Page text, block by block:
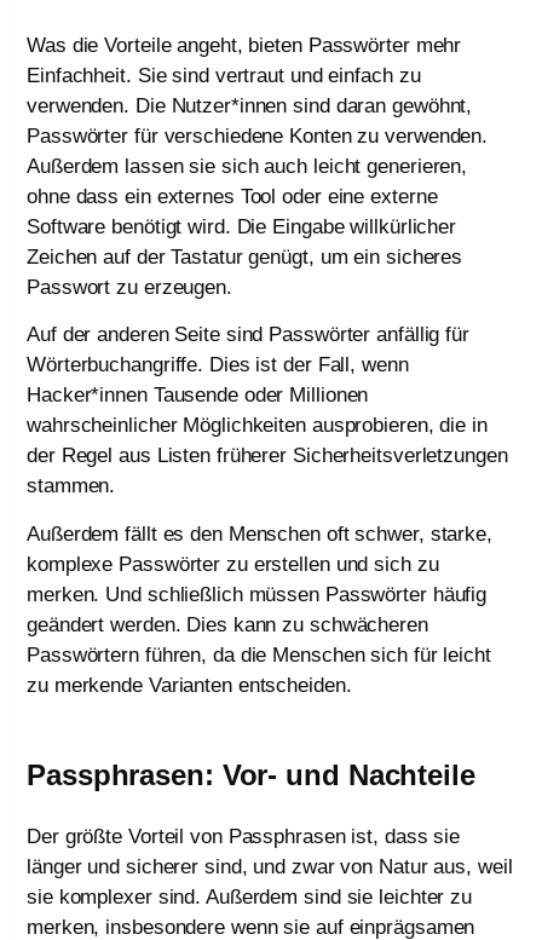
Was die Vorteile angeht, bieten Passwörter mehr
Einfachheit. Sie sind vertraut und einfach zu
verwenden. Die Nutzer*innen sind daran gewöhnt,
Passwörter für verschiedene Konten zu verwenden.
Außerdem lassen sie sich auch leicht generieren,
ohne dass ein externes Tool oder eine externe
Software benötigt wird. Die Eingabe willkürlicher
Zeichen auf der Tastatur genügt, um ein sicheres
Passwort zu erzeugen.
Auf der anderen Seite sind Passwörter anfällig für
Wörterbuchangriffe. Dies ist der Fall, wenn
Hacker*innen Tausende oder Millionen
wahrscheinlicher Möglichkeiten ausprobieren, die in
der Regel aus Listen früherer Sicherheitsverletzungen
stammen.
Außerdem fällt es den Menschen oft schwer, starke,
komplexe Passwörter zu erstellen und sich zu
merken. Und schließlich müssen Passwörter häufig
geändert werden. Dies kann zu schwächeren
Passwörtern führen, da die Menschen sich für leicht
zu merkende Varianten entscheiden.
Passphrasen: Vor- und Nachteile
Der größte Vorteil von Passphrasen ist, dass sie
länger und sicherer sind, und zwar von Natur aus, weil
sie komplexer sind. Außerdem sind sie leichter zu
merken, insbesondere wenn sie auf einprägsamen